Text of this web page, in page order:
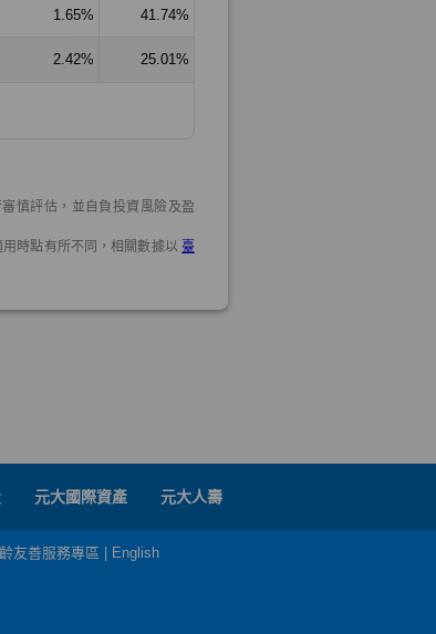
元大國際資產 元大人壽
友善服務專區
English